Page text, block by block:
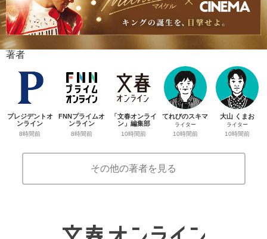
著者
プレジデントオ
ンライン
8時間前
FNNプライムオ
ンライン
8時間前
「文春オンライ
ン」編集部
10時間前
てれびのスキマ
ライター
10時間前
大山 くまお
ライター
10時間前
その他の著者を見る